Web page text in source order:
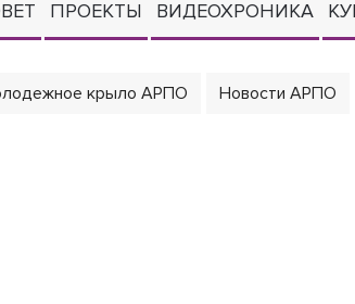
ПРОЕКТЫ ВИДЕОХРОНИКА
крыло АРПО Новости АРПО